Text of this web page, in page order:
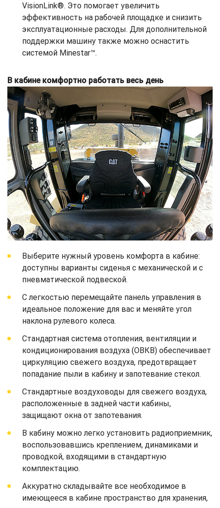
VisionLink®. Это помогает увеличить
эффективность на рабочей площадке и снизить
эксплуатационные расходы. Для дополнительной
поддержки машину также можно оснастить
системой Minestar™.
В кабине комфортно работать весь день
Выберите нужный уровень комфорта в кабине:
доступны варианты сиденья с механической и с
пневматической подвеской.
С легкостью перемещайте панель управления в
идеальное положение для вас и меняйте угол
наклона рулевого колеса.
Стандартная система отопления, вентиляции и
кондиционирования воздуха (ОВКВ) обеспечивает
циркуляцию свежего воздуха, предотвращает
попадание пыли в кабину и запотевание стекол.
Стандартные воздуховоды для свежего воздуха,
расположенные в задней части кабины,
защищают окна от запотевания.
В кабину можно легко установить радиоприемник,
воспользовавшись креплением, динамиками и
проводкой, входящими в стандартную
комплектацию.
Аккуратно складывайте все необходимое в
имеющееся в кабине пространство для хранения,